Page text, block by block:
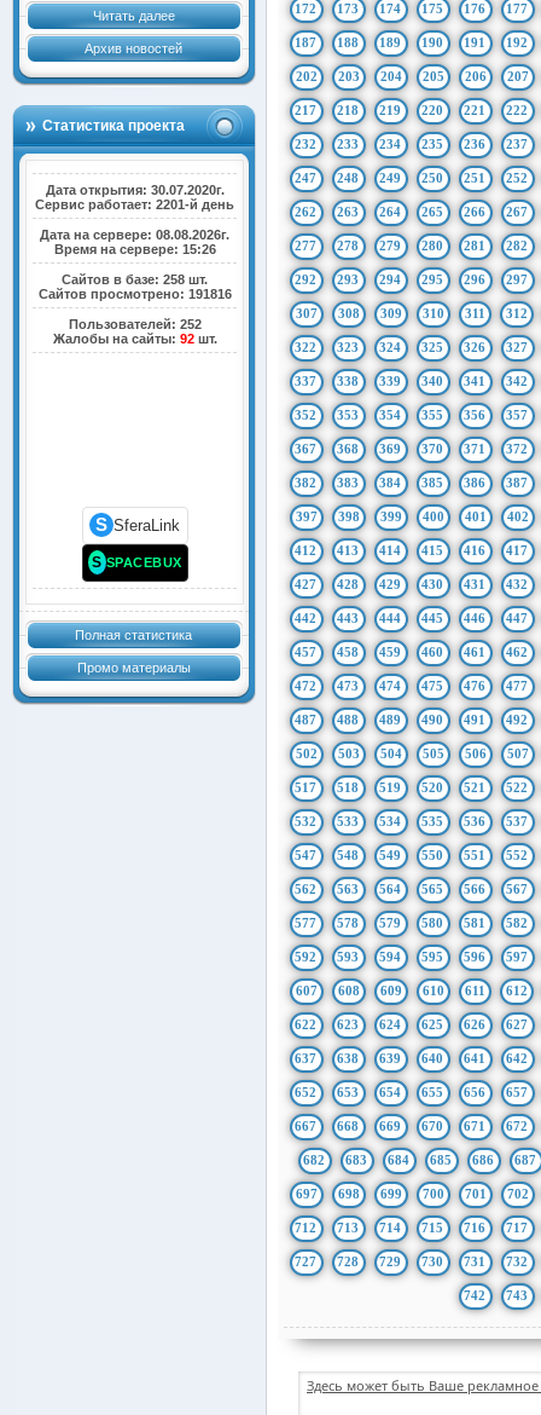
Читать далее
Архив новостей
Статистика проекта
Дата открытия: 30.07.2020г.
Сервис работает: 2201-й день
Дата на сервере: 08.08.2026г.
Время на сервере: 15:26
Сайтов в базе: 258 шт.
Сайтов просмотрено: 191816
Пользователей: 252
Жалобы на сайты: 92шт.
S SferaLink
S SPACEBUX
Полная статистика
Промо материалы
172 173 174 175 176 177
187 188 189 190 191 192
202 203 204 205 206 207
217 218 219 220 221 222
232 233 234 235 236 237
247 248 249 250 251 252
262 263 264 265 266 267
277 278 279 280 281 282
292 293 294 295 296 297
307 308 309 310 311 312
322 323 324 325 326 327
337 338 339 340 341 342
352 353 354 355 356 357
367 368 369 370 371 372
382 383 384 385 386 387
397 398 399 400 401 402
412 413 414 415 416 417
427 428 429 430 431 432
442 443 444 445 446 447
457 458 459 460 461 462
472 473 474 475 476 477
487 488 489 490 491 492
502 503 504 505 506 507
517 518 519 520 521 522
532 533 534 535 536 537
547 548 549 550 551 552
562 563 564 565 566 567
577 578 579 580 581 582
592 593 594 595 596 597
607 608 609 610 611 612
622 623 624 625 626 627
637 638 639 640 641 642
652 653 654 655 656 657
667 668 669 670 671 672
682 683 684 685 686 687
697 698 699 700 701 702
712 713 714 715 716 717
727 728 729 730 731 732
742 743
Здесь может быть Ваше